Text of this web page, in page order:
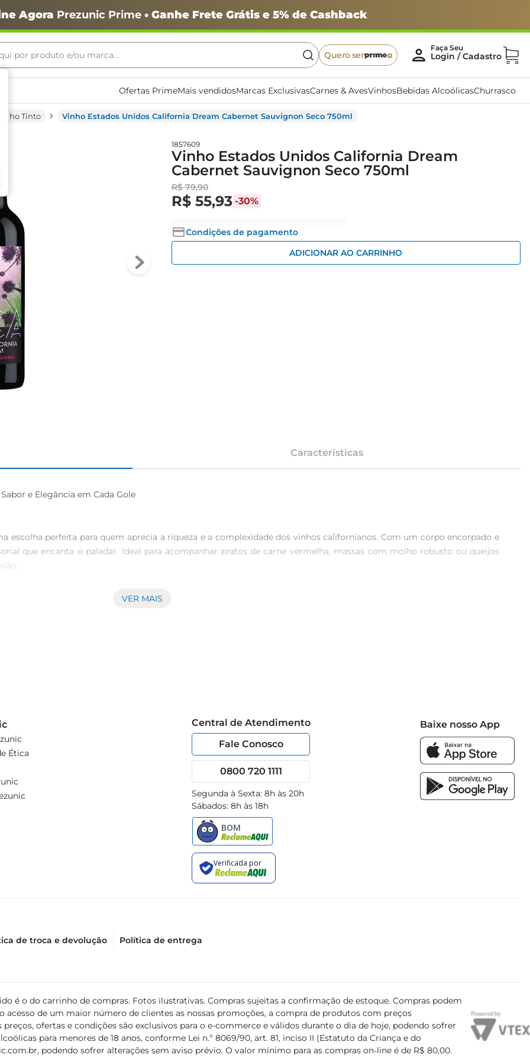
Agora Prezunic Prime• Ganhe Frete Grátis e 5% de Cashback
por produto e/ou marca...
Quero ser
Ofertas PrimeMais vendidosMarcas ExclusivasCarnes & AvesVinhosBebidas AlcoólicasChurrasco
Vinho Tinto Vinho Estados Unidos California Dream Cabernet Sauvignon Seco 750ml
1857609
Vinho Estados Unidos California Dream
Cabernet Sauvignon Seco 750ml
R$ 79,90
R$ 55,93 -30%
Condições de pagamento
ADICIONAR AO CARRINHO
Características
e Elegância em Cada Gole
escolha perfeita para quem aprecia a riqueza e a complexidade dos vinhos californianos. Com um corpo encorpado e
que encanta o paladar. Ideal para acompanhar pratos de carne vermelha, massas com molho robusto ou queijos
ideal para quem busca um vinho que une qualidade, sabor e elegância. Desfrute de cada gole e permitase ser
VER MAIS
Ética
Central de Atendimento
Fale Conosco
0800 720 1111
Segunda à Sexta: 8h às 20h
Sábados: 8h às 18h
Baixe nosso App
de troca e devolução Política de entrega
é o do carrinho de compras. Fotos ilustrativas. Compras sujeitas a confirmação de estoque. Compras podem
acesso de um maior número de clientes as nossas promoções, a compra de produtos com preços
ofertas e condições são exclusivos para o e-commerce e válidos durante o dia de hoje, podendo sofrer
para menores de 18 anos, conforme Lei n.º 8069/90, art. 81, inciso II (Estatuto da Criança e do
, podendo sofrer alterações sem aviso prévio. O valor mínimo para as compras on-line é de R$ 80,00.
buscados